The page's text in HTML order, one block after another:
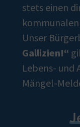
stets einen
Unser
Gallizien!“
Lebens- und
Mängel-